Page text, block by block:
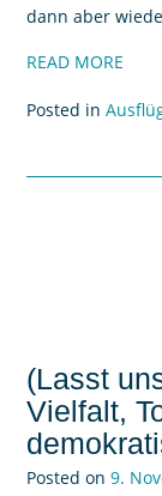
dann aber
READ MORE
Posted in
(Lasst
Vielfalt,
Posted on 9.